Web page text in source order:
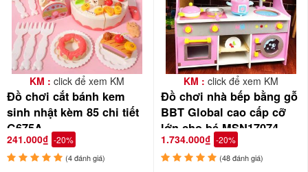
KM : click để xem KM
Đồ chơi cắt bánh kem
sinh nhật kèm 85 chi tiết
G675A
241.000₫ -20%
(4 đánh giá)
KM : click để xem KM
Đồ chơi nhà bếp bằng gỗ
BBT Global cao cấp cỡ
lớn cho bé MSN17074
1.734.000₫ -20%
(48 đánh giá)